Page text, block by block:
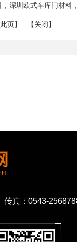
， 深圳欧式车库门材料
页】 【关闭】
：0543-